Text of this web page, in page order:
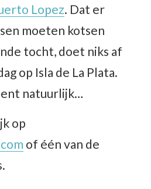
Lopez. Dat er
moeten kotsen
tocht, doet niks af
op Isla de La Plata.
natuurlijk…
op
of één van de